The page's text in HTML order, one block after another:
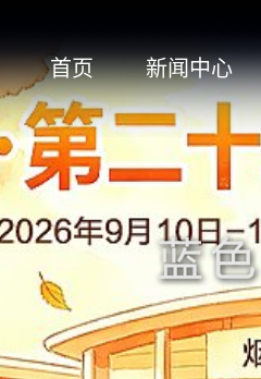
首页 新闻中心